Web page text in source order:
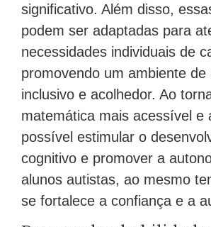
significativo. Além disso,
podem ser adaptadas para
necessidades individuais de
promovendo um ambiente de
inclusivo e acolhedor. Ao
matemática mais acessível e
possível estimular o
cognitivo e promover a
alunos autistas, ao mesmo
se fortalece a confiança e a